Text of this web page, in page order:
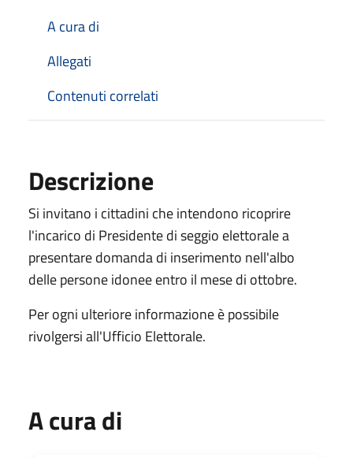
A cura di
Allegati
Contenuti correlati
Descrizione
Si invitano i cittadini che intendono ricoprire
l'incarico di Presidente di seggio elettorale a
presentare domanda di inserimento nell'albo
delle persone idonee entro il mese di ottobre.
Per ogni ulteriore informazione è possibile
rivolgersi all'Ufficio Elettorale.
A cura di